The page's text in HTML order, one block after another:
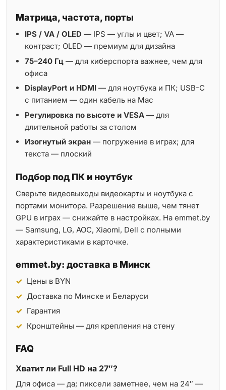
Матрица, частота, порты
IPS / VA / OLED — IPS — углы и цвет; VA —
контраст; OLED — премиум для дизайна
75–240 Гц — для киберспорта важнее, чем для
офиса
DisplayPort и HDMI — для ноутбука и ПК; USB-C
с питанием — один кабель на Mac
Регулировка по высоте и VESA — для
длительной работы за столом
Изогнутый экран — погружение в играх; для
текста — плоский
Подбор под ПК и ноутбук
Сверьте видеовыходы видеокарты и ноутбука с
портами монитора. Разрешение выше, чем тянет
GPU в играх — снижайте в настройках. На emmet.by
— Samsung, LG, AOC, Xiaomi, Dell с полными
характеристиками в карточке.
emmet.by: доставка в Минск
Цены в BYN
Доставка по Минске и Беларуси
Гарантия
Кронштейны — для крепления на стену
FAQ
Хватит ли Full HD на 27″?
Для офиса — да; пиксели заметнее, чем на 24″ —